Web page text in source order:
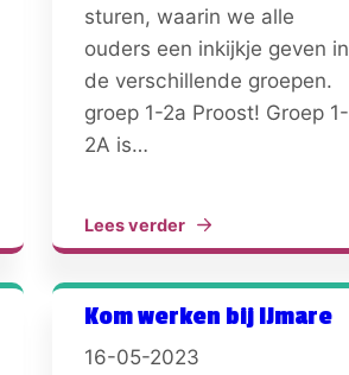
sturen, waarin we alle
ouders een inkijkje geven in
de verschillende groepen.
groep 1-2a Proost! Groep 1-
2A is…
Lees verder
Kom werken bij IJmare
16-05-2023